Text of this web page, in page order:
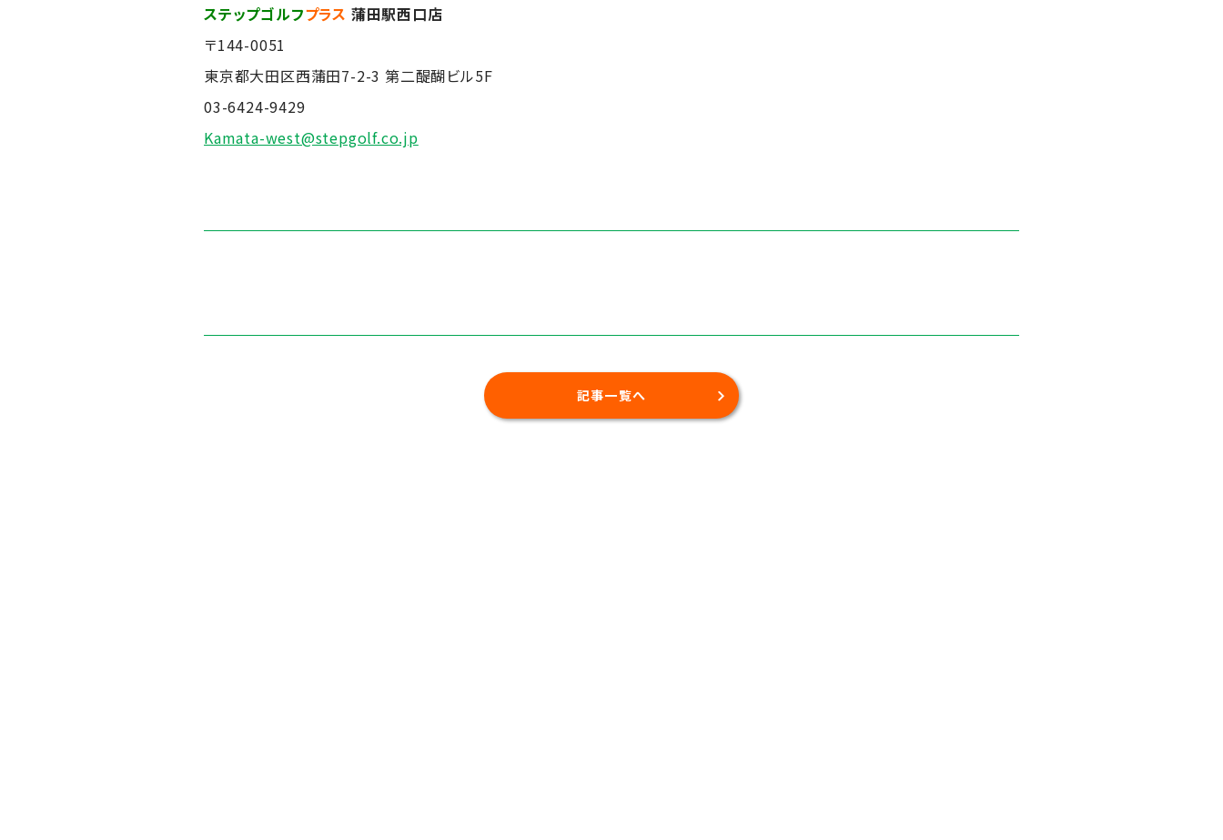
ステップゴルフプラス 蒲田駅西口店
〒144-0051
東京都大田区西蒲田7-2-3 第二醍醐ビル5F
03-6424-9429
Kamata-west@stepgolf.co.jp
記事一覧へ